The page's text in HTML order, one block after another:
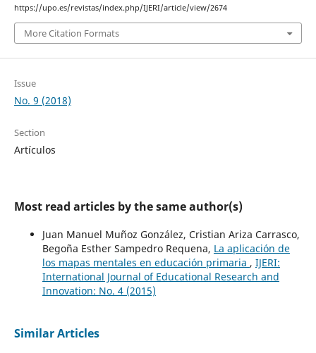
https://upo.es/revistas/index.php/IJERI/article/view/2674
More Citation Formats
Issue
No. 9 (2018)
Section
Artículos
Most read articles by the same author(s)
Juan Manuel Muñoz González, Cristian Ariza Carrasco,
Begoña Esther Sampedro Requena, La aplicación de
los mapas mentales en educación primaria , IJERI:
International Journal of Educational Research and
Innovation: No. 4 (2015)
Similar Articles